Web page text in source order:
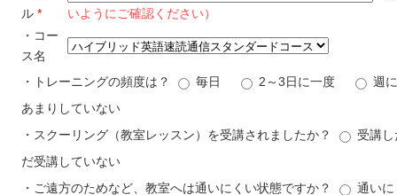
ル*
いようにご確認ください）
・コー
ス名
・トレーニングの頻度は？ 毎日 2～3日に一度 週
あまりしていない
・スクーリング（教室レッスン）を受講されましたか？ 受講
だ受講していない
・ご遠方のためなど、教室へは通いにくい状態ですか？ 通い